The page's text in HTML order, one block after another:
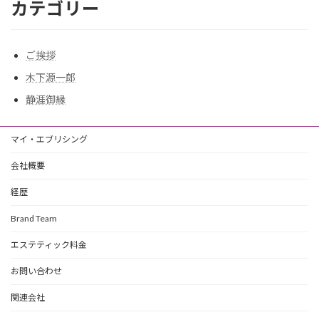
カテゴリー
ご挨拶
木下源一郎
静涯御縁
マイ・エブリシング
会社概要
経歴
Brand Team
エステティック料金
お問い合わせ
関連会社